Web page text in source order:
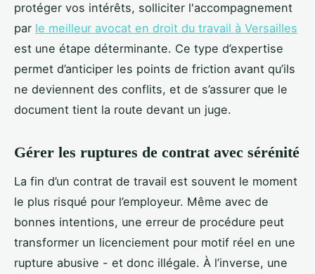
protéger vos intérêts, solliciter l'accompagnement
par le meilleur avocat en droit du travail à Versailles
est une étape déterminante. Ce type d’expertise
permet d’anticiper les points de friction avant qu’ils
ne deviennent des conflits, et de s’assurer que le
document tient la route devant un juge.
Gérer les ruptures de contrat avec sérénité
La fin d’un contrat de travail est souvent le moment
le plus risqué pour l’employeur. Même avec de
bonnes intentions, une erreur de procédure peut
transformer un licenciement pour motif réel en une
rupture abusive - et donc illégale. À l’inverse, une